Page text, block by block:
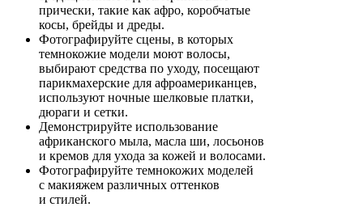
прически, такие как афро, коробчатые
косы, брейды и дреды.
Фотографируйте сцены, в которых
темнокожие модели моют волосы,
выбирают средства по уходу, посещают
парикмахерские для афроамериканцев,
используют ночные шелковые платки,
дюраги и сетки.
Демонстрируйте использование
африканского мыла, масла ши, лосьонов
и кремов для ухода за кожей и волосами.
Фотографируйте темнокожих моделей
с макияжем различных оттенков
и стилей.